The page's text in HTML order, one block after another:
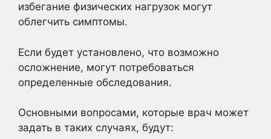
избегание физических нагрузок могут
облегчить симптомы.
Если будет установлено, что возможно
осложнение, могут потребоваться
определенные обследования.
Основными вопросами, которые врач может
задать в таких случаях, будут: